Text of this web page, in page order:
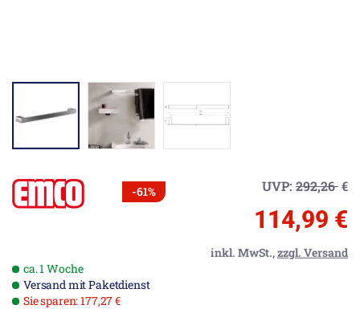
-61% UVP: 292,26€
114,99 €
inkl. MwSt.,zzgl. Versand
ca. 1 Woche
Versand mit Paketdienst
Sie sparen: 177,27 €